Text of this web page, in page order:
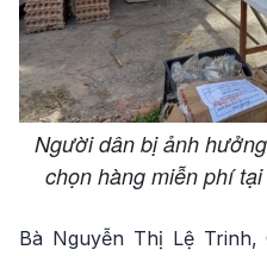
Người dân bị ảnh
chọn hàng miễn phí
Bà Nguyễn Thị Lệ